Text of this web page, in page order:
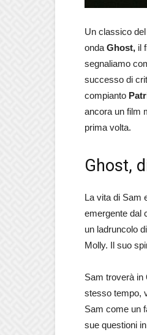
Un classico
onda Ghost, il
segnaliamo
successo di
compianto
ancora un film
prima volta.
Ghost,
La vita di Sam
emergente dal
un ladruncolo
Molly. Il suo
Sam troverà in
stesso tempo,
Sam come un
sue questioni